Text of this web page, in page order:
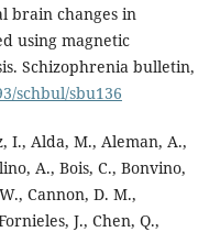
brain changes in
using magnetic
Schizophrenia bulletin,
schbul/sbu136
I., Alda, M., Aleman, A.,
A., Bois, C., Bonvino,
Cannon, D. M.,
J., Chen, Q.,